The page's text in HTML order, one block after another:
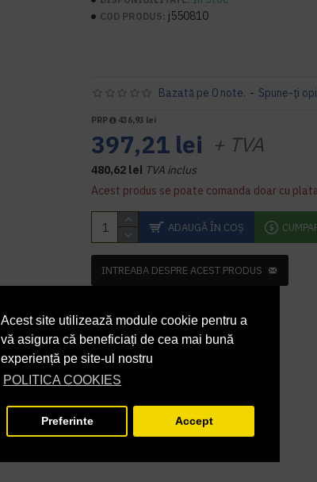
Acest site utilizează module cookie pentru a
vă asigura că beneficiați de cea mai bună
experiență pe site-ul nostru
POLITICA COOKIES
Preferinte Accept
COD PRODUS: j550810
Bazată pe 0 note. - Spune-ţi
PRP 436,93 lei
397,21 lei + TVA
480,62 lei TVA inclus
Acest produs se poate comanda doar cu
ADAUGĂ ÎN COŞ
INTREABA DESPRE ACEST PRODUS